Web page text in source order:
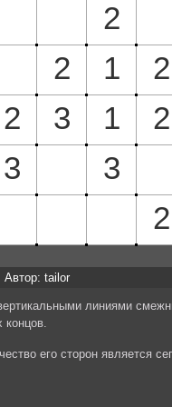
Автор: tailor
линиями
его сторон является